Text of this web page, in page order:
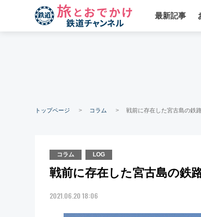
最新記事
トップページ コラム 戦前に存在した宮古島の鉄
コラム LOG
戦前に存在した宮古島の鉄
2021.06.20 18:06